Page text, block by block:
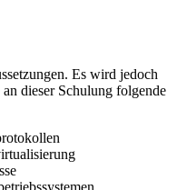
Es wird jedoch
dieser Schulung folgende